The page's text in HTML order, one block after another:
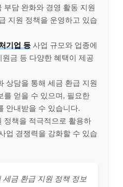
부담 완화와 경영 활동 지원
지원 정책을 운영하고 있습
기업 등 사업 규모와 업종에
금 등 다양한 혜택이 제공
상담을 통해 세금 환급 지원
를 얻을 수 있으며, 필요한
안내받을 수 있습니다.
정책을 적극적으로 활용하
업 경쟁력을 강화할 수 있습
세금 환급 지원 정책 정보